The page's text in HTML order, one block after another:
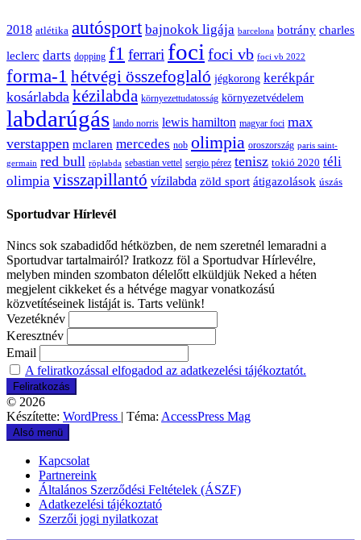
2018 atlétika autósport bajnokok ligája barcelona botrány charles
leclerc darts dopping f1 ferrari foci foci vb foci vb 2022
forma-1 hétvégi összefoglaló jégkorong kerékpár
kosárlabda kézilabda környezettudatosság környezetvédelem
labdarúgás lando norris lewis hamilton magyar foci max
verstappen mclaren mercedes nob olimpia oroszország paris saint-
germain red bull röplabda sebastian vettel sergio pérez tenisz tokió 2020 téli
olimpia visszapillantó vízilabda zöld sport átigazolások úszás
Sportudvar Hírlevél
Nincs sok szabadidőd hétközben, de nem szeretnél lemaradni a
Sportudvar tartalmairól? Iratkozz föl a Sportudvar Hírlevélre,
melyben minden szombaton délelőtt elküldjük Neked a héten
megjelent cikkeket és a hétvége magyar vonatkozású
közvetítéseinek listáját is. Tarts velünk!
Vezetéknév
Keresztnév
Email
A feliratkozással elfogadod az adatkezelési tájékoztatót.
© 2026
Készítette: WordPress | Téma: AccessPress Mag
Alsó menü
Kapcsolat
Partnereink
Általános Szerződési Feltételek (ÁSZF)
Adatkezelési tájékoztató
Szerzői jogi nyilatkozat